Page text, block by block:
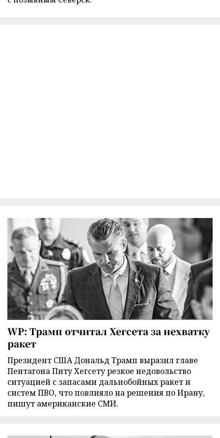
WP: Трамп отчитал Хегсета за нехватку
ракет
Президент США Дональд Трамп выразил главе
Пентагона Питу Хегсету резкое недовольство
ситуацией с запасами дальнобойных ракет и
систем ПВО, что повлияло на решения по Ирану,
пишут американские СМИ.